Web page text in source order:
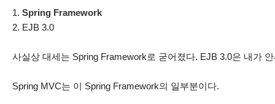
1. Spring Framework
2. EJB 3.0
사실상 대세는 Spring Framework로 굳어졌다. EJB 3.0은 내가
Spring MVC는 이 Spring Framework의 일부분이다.